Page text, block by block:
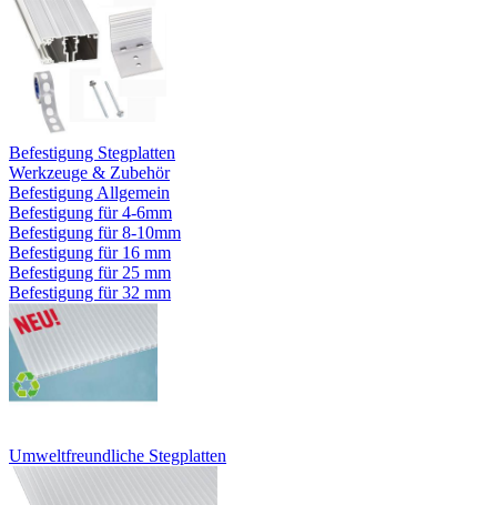
Befestigung Stegplatten
Werkzeuge & Zubehör
Befestigung Allgemein
Befestigung für 4-6mm
Befestigung für 8-10mm
Befestigung für 16 mm
Befestigung für 25 mm
Befestigung für 32 mm
Umweltfreundliche Stegplatten